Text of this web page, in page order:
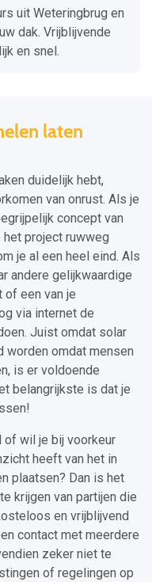
uit Weteringbrug en
dak. Vrijblijvende
en snel.
laten
duidelijk hebt,
van onrust. Als je
concept van
project ruwweg
je al een heel eind. Als
andere gelijkwaardige
of een van je
via internet de
Juist omdat solar
omdat mensen
is er voldoende
belangrijkste is dat je
of wil je bij voorkeur
heeft van het in
plaatsen? Dan is het
krijgen van partijen die
en vrijblijvend
contact met meerdere
zeker niet te
of regelingen op